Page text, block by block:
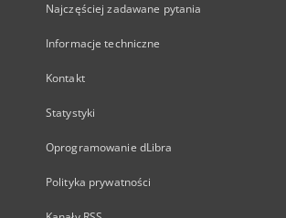
Najczęściej zadawane pytania
Informacje techniczne
Kontakt
Statystyki
Oprogramowanie dLibra
Polityka prywatności